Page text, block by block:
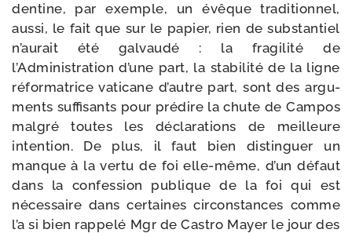
den­tine, par exemple, un évêque tra­di­tion­nel,
aus­si, le fait que sur le papier, rien de sub­stan­tiel
n’aurait été gal­vau­dé : la fra­gi­li­té de
l’Administration d’une part, la sta­bi­li­té de la ligne
réfor­ma­trice vati­cane d’autre part, sont des argu­
ments suf­fi­sants pour pré­dire la chute de Campos
mal­gré toutes les décla­ra­tions de meilleure
inten­tion. De plus, il faut bien dis­tin­guer un
manque à la ver­tu de foi elle-​même, d’un défaut
dans la confes­sion publique de la foi qui est
néces­saire dans cer­taines cir­cons­tances comme
l’a si bien rap­pe­lé Mgr de Castro Mayer le jour des